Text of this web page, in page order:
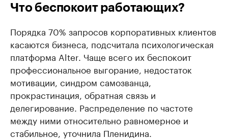
Что беспокоит работающих?
Порядка 70% запросов корпоративных клиентов
касаются бизнеса, подсчитала психологическая
платформа Alter. Чаще всего их беспокоит
профессиональное выгорание, недостаток
мотивации, синдром самозванца,
прокрастинация, обратная связь и
делегирование. Распределение по частоте
между ними относительно равномерное и
стабильное, уточнила Пленидина.